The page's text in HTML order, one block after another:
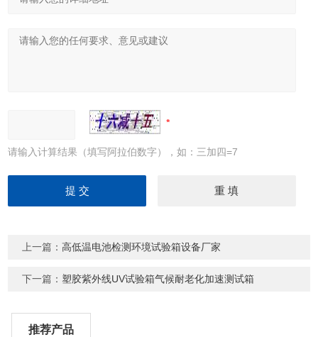
请输入计算结果（填写阿拉伯数字），如：三加四=7
上一篇：高低温电池检测环境试验箱设备厂家
下一篇： 塑胶紫外线UV试验箱气候耐老化加速测试箱
推荐产品